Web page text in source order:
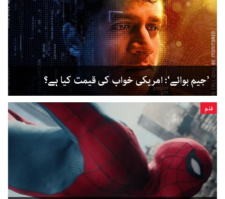
’جیم بوائے‘: امریکی خواب کی قیمت کیا ہے؟
فلم